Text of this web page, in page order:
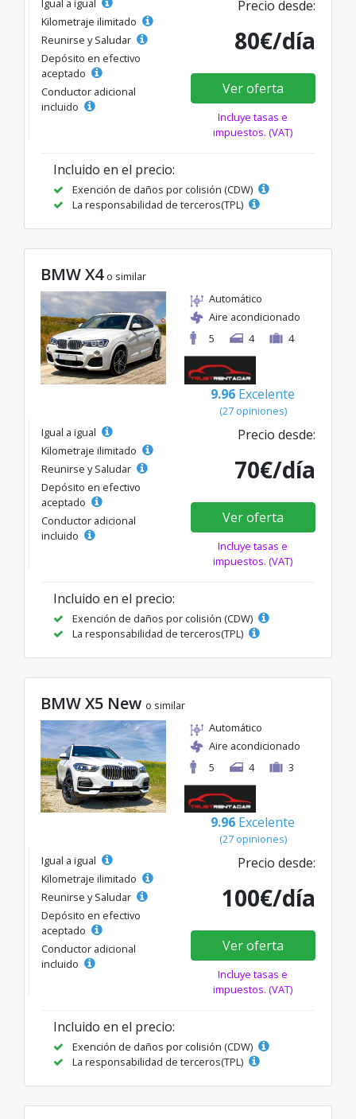
Igual a igual
Kilometraje ilimitado
Reunirse y Saludar
Depósito en efectivo
aceptado
Conductor adicional
incluido
Precio desde:
80€/día
Ver oferta
Incluye tasas e
impuestos. (VAT)
Incluido en el precio:
Exención de daños por colisión (CDW)
La responsabilidad de terceros(TPL)
BMW X4 o similar
Automático
Aire acondicionado
5
4 4
9.96 Excelente
(27 opiniones)
Igual a igual
Kilometraje ilimitado
Reunirse y Saludar
Depósito en efectivo
aceptado
Conductor adicional
incluido
Precio desde:
70€/día
Ver oferta
Incluye tasas e
impuestos. (VAT)
Incluido en el precio:
Exención de daños por colisión (CDW)
La responsabilidad de terceros(TPL)
BMW X5 New o similar
Automático
Aire acondicionado
5
4 3
9.96 Excelente
(27 opiniones)
Igual a igual
Kilometraje ilimitado
Reunirse y Saludar
Depósito en efectivo
aceptado
Conductor adicional
incluido
Precio desde:
100€/día
Ver oferta
Incluye tasas e
impuestos. (VAT)
Incluido en el precio:
Exención de daños por colisión (CDW)
La responsabilidad de terceros(TPL)